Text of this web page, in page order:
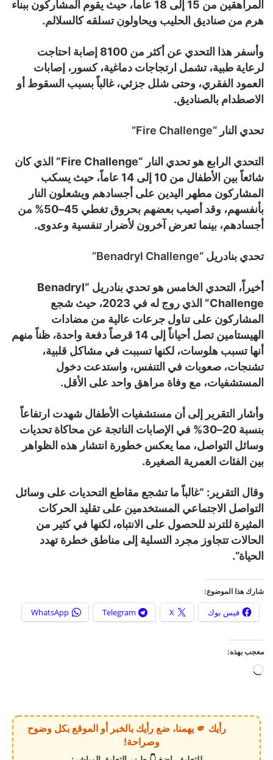
المراهقين من 15 إلى 18 عاماً، حيث يقوم المشاركون ببناء
هرم من صناديق الحليب ويحاولون تسلقه كالسلالم.
وأسفر هذا التحدي عن أكثر من 8100 إصابة احتاجت
لرعاية طبية، تشمل ارتجاجات دماغية، كسور، إصابات
العمود الفقري، وحتى شلل جزئي، غالباً بسبب السقوط أو
الاصطدام بالصناديق.
تحدي النار “Fire Challenge”
التحدي الرابع هو تحدي النار “Fire Challenge” الذي كان
شائعاً بين الأطفال من 10 إلى 14 عاماً، حيث يسكب
المشاركون مطهر اليدين على أجسادهم ويشعلون النار
بأنفسهم، وقد أصيب بعضهم بحروق تغطي 45–50% من
أجسادهم، بينما تعرض آخرون لأضرار تنفسية وعدوى.
تحدي بنادريل “Benadryl Challenge”
أخيراً، التحدي الخامس هو تحدي بنادريل “Benadryl
Challenge” الذي روج له في 2023، حيث شجع
المشاركون على تناول جرعات عالية من مضادات
الهيستامين تصل أحياناً إلى 14 قرصاً دفعة واحدة، ظناً منهم
أنها تسبب هلوسات، لكنها تسببت في مشاكل قلبية،
تشنجات، صعوبات في التنفس، واستدعت دخول
المستشفيات، مع وفاة مراهق واحد على الأقل.
وأشار التقرير إلى أن مستشفيات الأطفال شهدت ارتفاعاً
بنسبة 20–30% في الإصابات الناتجة عن محاكاة تحديات
وسائل التواصل، مما يعكس خطورة انتشار هذه الظواهر
بين الفئات العمرية الصغيرة.
وقال التقرير: “غالباً ما تشجع مقاطع التحديات على وسائل
التواصل الاجتماعي المستخدمين على تقليد الحركات
المثيرة للترند للحصول على الانتباه، لكنها في كثير من
الحالات تتجاوز مجرد التسلية إلى مناطق خطرة تهدد
الحياة”.
شارك هذا الموضوع:
فيس بوك X
Telegram
WhatsApp
معجب بهذه:
ي
رأيك 🫵 يهمنا، ضع رأيك بالخبر أو الموقع بكل وضوح
وصراحة!